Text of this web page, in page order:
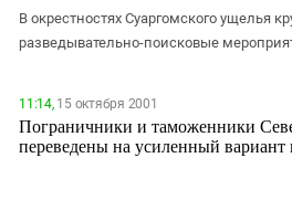
В окрестностях Суаргомского ущелья
разведывательно-поисковые
11:14,15 октября 2001
Пограничники и таможенники
переведены на усиленный